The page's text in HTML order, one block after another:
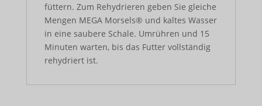
füttern. Zum Rehydrieren geben Sie gleiche
Mengen MEGA Morsels® und kaltes Wasser
in eine saubere Schale. Umrühren und 15
Minuten warten, bis das Futter vollständig
rehydriert ist.